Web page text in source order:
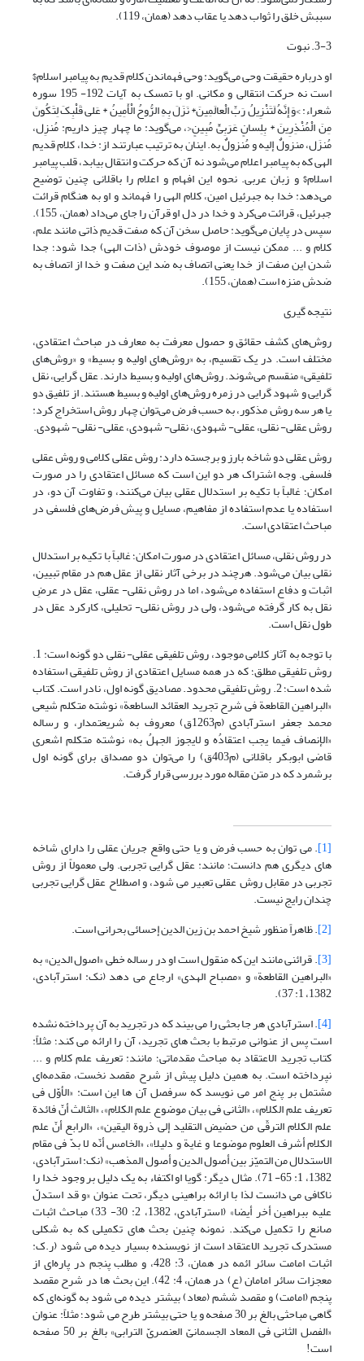
سببش خلق را ثواب دهد یا عقاب دهد (همان، 119).
3-3. نبوت
او درباره حقیقت وحی می‌گوید: وحی فهماندن کلام قدیم به پیامبر اسلام$
است نه حرکت انتقالی و مکانی. او با تمسک به آیات 192- 195 سوره
شعراء: >وَ إِنَّهُ لَتَنْزِیلُ رَبِّ الْعالَمِینَ* نَزَلَ بِهِ الرُّوحُ الْأَمِینُ * عَلى‏ قَلْبِکَ لِتَکُونَ
مِنَ الْمُنْذِرِینَ * بِلِسانٍ عَرَبِیٍّ مُبِینٍ<، می‌گوید: ما چهار چیز داریم: مُنزِل،
مُنزَل، منزولٌ إلیه و مُنزولٌ به. اینان به ترتیب عبارتند از: خدا، کلام قدیم
الهی که به پیامبر اعلام می‌شود نه آن که حرکت و انتقال بیابد، قلب پیامبر
اسلام$ و زبان عربی. نحوه این افهام و اعلام را باقلانی چنین توضیح
می‌دهد: خدا به جبرئیل امین، کلام الهی را فهماند و او به هنگام قرائت
جبرئیل، قرائت می‌کرد و خدا در دل او قرآن را جای می‌داد (همان، 155).
سپس در پایان می‌گوید: حاصل سخن آن که صفت قدیم ذاتی مانند علم،
کلام و ... ممکن نیست از موصوف خودش (ذات الهی) جدا شود؛ جدا
شدن این صفت از خدا یعنی اتصاف به ضد این صفت و خدا از اتصاف به
ضدش منزه است (همان، 155).
نتیجه گیری
روش‌های کشف حقائق و حصول معرفت به معارف در مباحث اعتقادی،
مختلف است. در یک تقسیم، به «روش‌های اولیه و بسیط» و «روش‌های
تلفیقی» منقسم می‌شوند. روش‌های اولیه و بسیط دارند. عقل گرایی، نقل
گرایی و شهود گرایی در زمره روش‌های اولیه و بسیط هستند. از تلفیق دو
یا هر سه روش مذکور، به حسب فرض می‌توان چهار روش استخراج کرد:
روش عقلی- نقلی، عقلی- شهودی، نقلی- شهودی، عقلی- نقلی- شهودی.
روش عقلی دو شاخه بارز و برجسته دارد: روش عقلی کلامی و روش عقلی
فلسفی. وجه اشتراک هر دو این است که مسائل اعتقادی را در صورت
امکان؛ غالباً با تکیه بر استدلال عقلی بیان می‌کنند، و تفاوت آن دو، در
استفاده یا عدم استفاده از مفاهیم، مسایل و پیش فرض‌های فلسفی در
مباحث اعتقادی است.
در روش نقلی، مسائل اعتقادی در صورت امکان؛ غالباً با تکیه بر استدلال
نقلی بیان می‌شود. هرچند در برخی آثار نقلی از عقل هم در مقام تبیین،
اثبات و دفاع استفاده می‌شود، اما در روش نقلی- عقلی، عقل در عرضِ
نقل به کار گرفته می‌شود، ولی در روش نقلی- تحلیلی، کارکرد عقل در
طول نقل است.
با توجه به آثار کلامی موجود، روش تلفیقی عقلی- نقلی دو گونه است: 1.
روش تلفیقی مطلق؛ که در همه مسایل اعتقادی از روش تلفیقی استفاده
شده است؛ 2. روش تلفیقی محدود. مصادیق گونه اول، نادر است. کتاب
«البراهین القاطعة فی شرح تجرید العقائد الساطعة» نوشته متکلم شیعی
محمد جعفر استرآبادی (م1263ق) معروف به شریعتمدار، و رساله
«الإنصاف فیما یجب اعتقادُه و لایجوز الجهلُ به» نوشته متکلم اشعری
قاضی ابوبکر باقلانی (م403ق) را می‌توان دو مصداق برای گونه اول
برشمرد که در متن مقاله مورد بررسی قرار گرفت.
[1] . می توان به حسب فرض و یا حتی واقع جریان عقلی را دارای شاخه
های دیگری هم دانست؛ مانند: عقل گرایی تجربی. ولی معمولاً از روش
تجربی در مقابل روش عقلی تعبیر می شود، و اصطلاح عقل گرایی تجربی
چندان رایج نیست.
[2] . ظاهراً منظور شیخ احمد بن زین الدین إحسائی بحرانی است.
[3] . قرائنی مانند این که منقول است او در رساله خطی «اصول الدین» به
«البراهین القاطعة» و «مصباح الهدی» ارجاع می دهد (نک: استرآبادی،
1382، 1: 37).
[4] . استرآبادی هر جا بحثی را می بیند که در تجرید به آن پرداخته نشده
است پس از عنوانی مرتبط با بحث های تجرید، آن را ارائه می کند؛ مثلاً:
کتاب تجرید الاعتقاد به مباحث مقدماتی؛ مانند: تعریف علم کلام و ...
نپرداخته است. به همین دلیل پیش از شرح مقصد نخست، مقدمه‌ای
مشتمل بر پنج امر می نویسد که سرفصل آن ها این است: «الأوّل فی
تعریف علم الکلام‏»، «الثانی فی بیان موضوع علم الکلام‏»، «الثالث أنّ فائدة
علم الکلام الترقّی من حضیض التقلید إلى ذروة الیقین‏»، «الرابع أنّ علم
الکلام أشرف العلوم موضوعا و غایة و دلیلا»، «الخامس أنّه لا بدّ فی مقام
الاستدلال من التمیّز بین أصول الدین و أصول المذهب‏» (نک: استرآبادی،
1382، 1: 65- 71). مثال دیگر: گویا او اکتفاء به یک دلیل بر وجود خدا را
ناکافی می دانست لذا با ارائه براهینی دیگر، تحت عنوان «و قد استدلّ
علیه ببراهین أخر أیضا» (استرآبادی، 1382، 2: 30- 33) مباحث اثبات
صانع را تکمیل می‌کند. نمونه چنین بحث های تکمیلی که به شکلی
مستدرک تجرید الاعتقاد است از نویسنده بسیار دیده می شود (ر.ک:
اثبات امامت سائر ائمه در همان، 3: 428، و مطلب پنجم در پاره‌ای از
معجزات سائر امامان (ع) در همان، 4: 42). این بحث ها در شرح مقصد
پنجم (امامت) و مقصد ششم (معاد) بیشتر دیده می شود به گونه‌ای که
گاهی مباحثی بالغ بر 30 صفحه و یا حتی بیشتر طرح می شود؛ مثلاً: عنوان
«الفصل الثانی فی المعاد الجسمانیّ العنصریّ الترابی‏» بالغ بر 50 صفحه
است!